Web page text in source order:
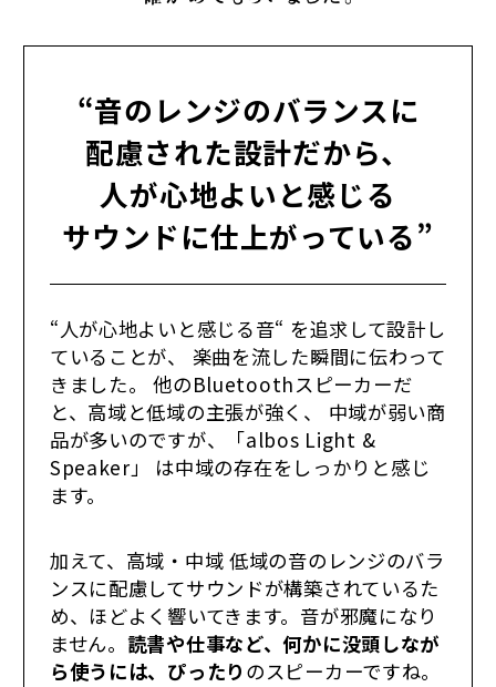
“音のレンジのバランスに
配慮された設計だから、
人が心地よいと感じる
サウンドに仕上がっている”
“人が心地よいと感じる音“ を追求して設計し
ていることが、 楽曲を流した瞬間に伝わって
きました。 他のBluetoothスピーカーだ
と、高域と低域の主張が強く、 中域が弱い商
品が多いのですが、「albos Light &
Speaker」 は中域の存在をしっかりと感じ
ます。
加えて、高域・中域 低域の音のレンジのバラ
ンスに配慮してサウンドが構築されているた
め、ほどよく響いてきます。音が邪魔になり
ません。 読書や仕事など、何かに没頭しなが
ら使うには、ぴったり のスピーカーですね。